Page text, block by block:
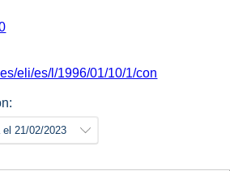
eli/es/l/1996/01/10/1/con
21/02/2023